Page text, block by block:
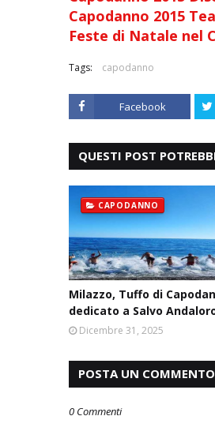
Capodanno 2015
Feste di Natale nel
Tags: capodanno
Facebook
QUESTI POST
CAPODANNO
Milazzo, Tuffo di
dedicato a Salvo
Dicembre 31, 2025
POSTA UN COMMENTO
0 Commenti